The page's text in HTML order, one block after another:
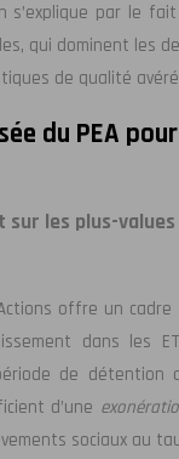
s’explique par le
qui dominent les
de qualité
du PEA pour
sur les plus-
offre un
dans les
de détention
d’une
sociaux au